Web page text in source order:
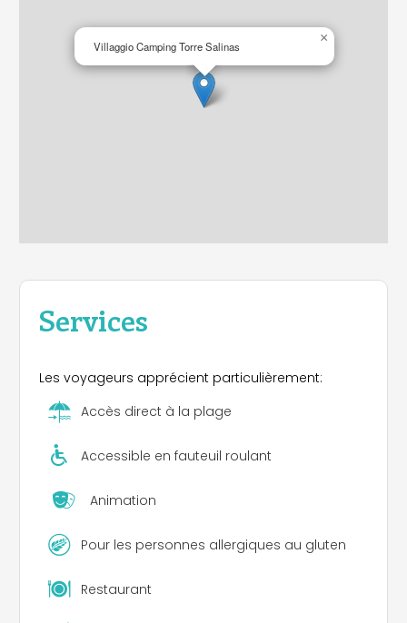
Villaggio Camping Torre Salinas
×
Services
Les voyageurs apprécient particulièrement:
Accès direct à la plage
Accessible en fauteuil roulant
Animation
Pour les personnes allergiques au gluten
Restaurant